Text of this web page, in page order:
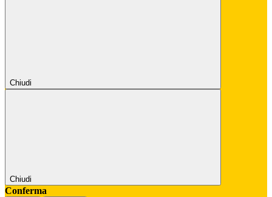
Chiudi
Chiudi
Conferma